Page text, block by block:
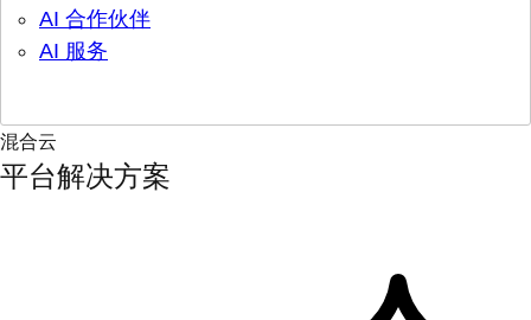
AI 合作伙伴
AI 服务
混合云
平台解决方案